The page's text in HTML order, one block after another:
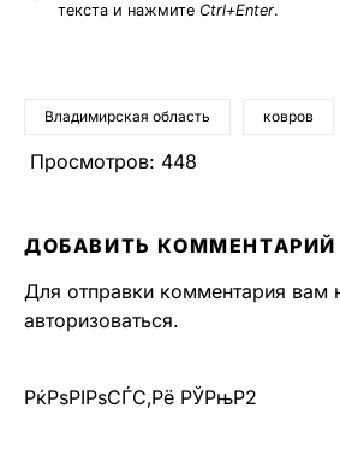
текста и нажмите Ctrl+Enter.
Владимирская область ковров
Просмотров: 448
ДОБАВИТЬ КОММЕНТАРИЙ
Для отправки комментария вам
авторизоваться.
РќРѕРІРѕСЃС‚Рё РЎРњР2